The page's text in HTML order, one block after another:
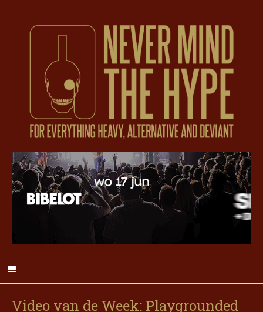
Video van de Week: Playgrounded